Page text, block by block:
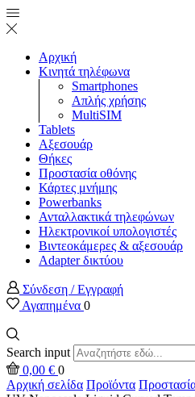
Αρχική
Κινητά τηλέφωνα
Smartphones
Απλής χρήσης
MultiSIM
Tablets
Αξεσουάρ
Θήκες
Προστασία οθόνης
Κάρτες μνήμης
Powerbanks
Ανταλλακτικά τηλεφώνων
Ηλεκτρονικοί υπολογιστές
Βιντεοκάμερες & αξεσουάρ
Adapter δικτύου
Σύνδεση / Εγγραφή
Αγαπημένα 0
Search input
0,00 € 0
Αρχική σελίδα Προϊόντα